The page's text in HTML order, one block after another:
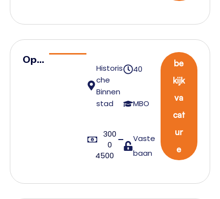
Ope
Historis
che
Binnen
stad
300
0
4500
40
MBO
Vaste
baan
be
kijk
va
cat
ur
e